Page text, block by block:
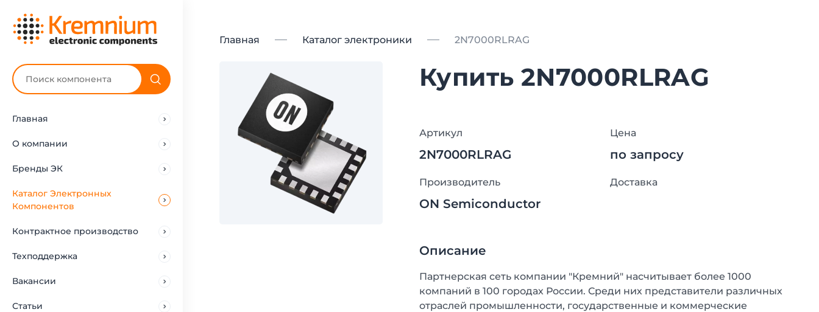
Главная
О компании
Бренды ЭК
Каталог Электронных
Компонентов
Контрактное производство
Техподдержка
Вакансии
Статьи
Главная Каталог электроники 2N7000RLRAG
Купить 2N7000RLRAG
Артикул
2N7000RLRAG
Цена
по запросу
Производитель
ON Semiconductor
Доставка
Описание
Партнерская сеть компании "Кремний" насчитывает более 1000
компаний в 100 городах России. Среди них представители различных
отраслей промышленности, государственные и коммерческие